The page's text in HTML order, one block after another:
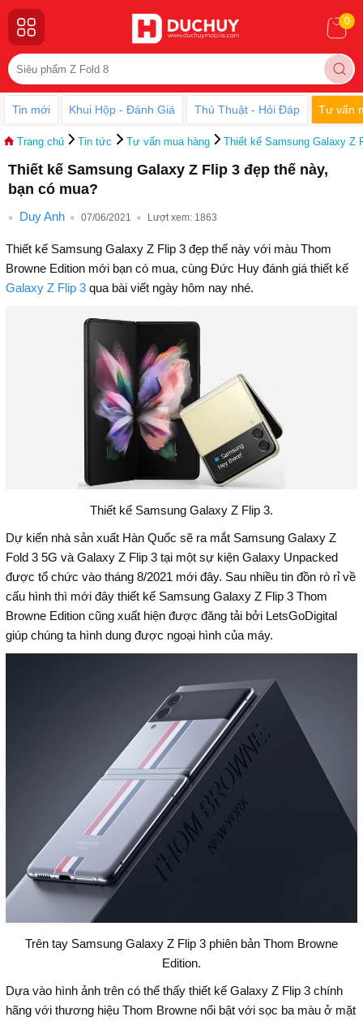
0
Tin mới Khui Hộp - Đánh Giá Thủ Thuật - Hỏi Đáp Tư vấn
Trang chủ Tin tức Tư vấn mua hàng Thiết kế Samsung Galaxy Z
Thiết kế Samsung Galaxy Z Flip 3 đẹp thế này,
bạn có mua?
Duy Anh 07/06/2021 Lượt xem: 1863
Thiết kế Samsung Galaxy Z Flip 3 đẹp thế này với màu Thom
Browne Edition mới bạn có mua, cùng Đức Huy đánh giá thiết kế
Galaxy Z Flip 3qua bài viết ngày hôm nay nhé.
Thiết kế Samsung Galaxy Z Flip 3.
Dự kiến nhà sản xuất Hàn Quốc sẽ ra mắt Samsung Galaxy Z
Fold 3 5G và Galaxy Z Flip 3 tại một sự kiện Galaxy Unpacked
được tổ chức vào tháng 8/2021 mới đây. Sau nhiều tin đồn rò rỉ về
cấu hình thì mới đây thiết kế Samsung Galaxy Z Flip 3 Thom
Browne Edition cũng xuất hiện được đăng tải bởi LetsGoDigital
giúp chúng ta hình dung được ngoại hình của máy.
Trên tay Samsung Galaxy Z Flip 3 phiên bản Thom Browne
Edition.
Dựa vào hình ảnh trên có thể thấy thiết kế Galaxy Z Flip 3 chính
hãng với thương hiệu Thom Browne nổi bật với sọc ba màu ở mặt